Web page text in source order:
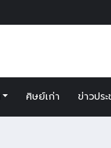
ศิษย์เก่า ข่าวปร